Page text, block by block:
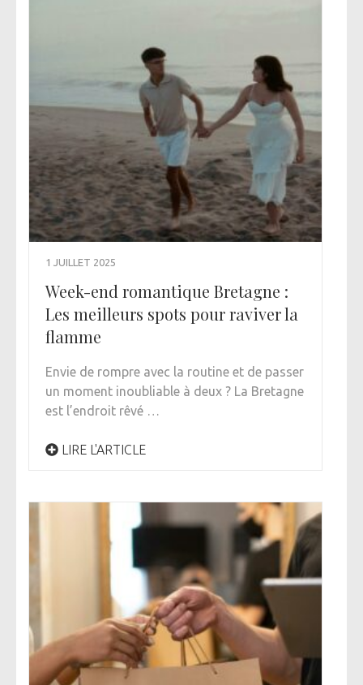
1 JUILLET 2025
Week-end romantique Bretagne :
Les meilleurs spots pour raviver la
flamme
Envie de rompre avec la routine et de passer
un moment inoubliable à deux ? La Bretagne
est l’endroit rêvé …
LIRE L'ARTICLE